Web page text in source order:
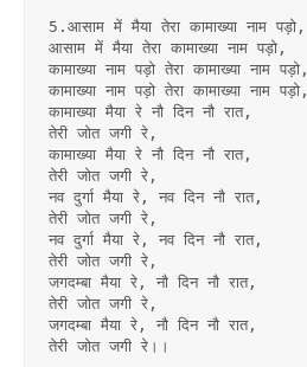
5.आसाम में मैया तेरा कामाख्या नाम पड़ो,
आसाम में मैया तेरा कामाख्या नाम पड़ो,
कामाख्या नाम पड़ो तेरा कामाख्या नाम पड़ो,
कामाख्या नाम पड़ो तेरा कामाख्या नाम पड़ो,
कामाख्या मैया रे नौ दिन नौ रात,
तेरी जोत जगी रे,
कामाख्या मैया रे नौ दिन नौ रात,
तेरी जोत जगी रे,
नव दुर्गा मैया रे, नव दिन नौ रात,
तेरी जोत जगी रे,
नव दुर्गा मैया रे, नव दिन नौ रात,
तेरी जोत जगी रे,
जगदम्बा मैया रे, नौ दिन नौ रात,
तेरी जोत जगी रे,
जगदम्बा मैया रे, नौ दिन नौ रात,
तेरी जोत जगी रे।।